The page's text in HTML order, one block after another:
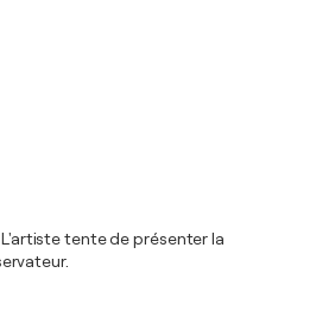
tente de présenter la